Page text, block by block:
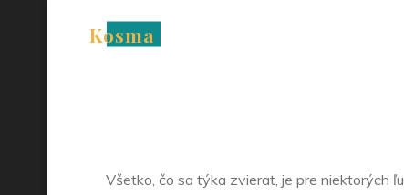
Kosma
Všetko, čo sa týka zvierat, je pre niektorých